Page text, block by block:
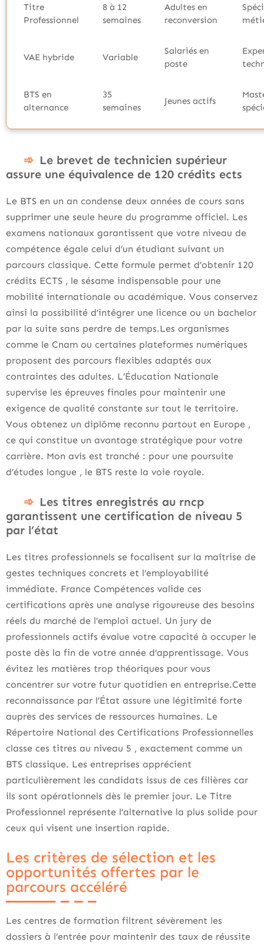
Titre
Professionnel
8 à 12
semaines
Adultes en
reconversion
VAE hybride Variable
Salariés en
poste
BTS en
alternance
35
semaines
Jeunes actifs
Le brevet de technicien supérieur
assure une équivalence de 120 crédits ects
Le BTS en un an condense deux années de cours sans
supprimer une seule heure du programme officiel. Les
examens nationaux garantissent que votre niveau de
compétence égale celui d’un étudiant suivant un
parcours classique. Cette formule permet d’obtenir 120
crédits ECTS , le sésame indispensable pour une
mobilité internationale ou académique. Vous conservez
ainsi la possibilité d’intégrer une licence ou un bachelor
par la suite sans perdre de temps.Les organismes
comme le Cnam ou certaines plateformes numériques
proposent des parcours flexibles adaptés aux
contraintes des adultes. L’Éducation Nationale
supervise les épreuves finales pour maintenir une
exigence de qualité constante sur tout le territoire.
Vous obtenez un diplôme reconnu partout en Europe ,
ce qui constitue un avantage stratégique pour votre
carrière. Mon avis est tranché : pour une poursuite
d’études longue , le BTS reste la voie royale.
Les titres enregistrés au rncp
garantissent une certification de niveau 5
par l’état
Les titres professionnels se focalisent sur la maîtrise de
gestes techniques concrets et l’employabilité
immédiate. France Compétences valide ces
certifications après une analyse rigoureuse des besoins
réels du marché de l’emploi actuel. Un jury de
professionnels actifs évalue votre capacité à occuper le
poste dès la fin de votre année d’apprentissage. Vous
évitez les matières trop théoriques pour vous
concentrer sur votre futur quotidien en entreprise.Cette
reconnaissance par l’État assure une légitimité forte
auprès des services de ressources humaines. Le
Répertoire National des Certifications Professionnelles
classe ces titres au niveau 5 , exactement comme un
BTS classique. Les entreprises apprécient
particulièrement les candidats issus de ces filières car
ils sont opérationnels dès le premier jour. Le Titre
Professionnel représente l’alternative la plus solide pour
ceux qui visent une insertion rapide.
Les critères de sélection et les
opportunités offertes par le
parcours accéléré
Les centres de formation filtrent sévèrement les
dossiers à l’entrée pour maintenir des taux de réussite